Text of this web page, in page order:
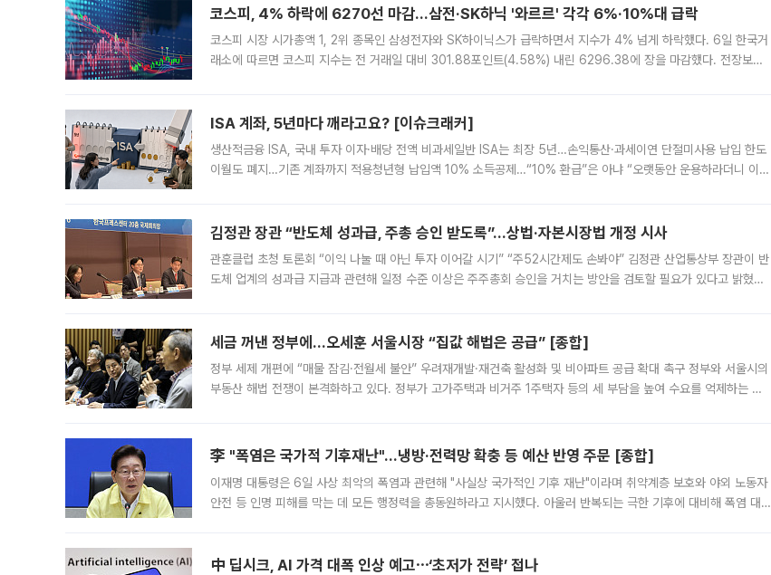
코스피, 4% 하락에 6270선 마감…삼전·SK하닉 '와르르' 각각 6%·10%대 급락
코스피 시장 시가총액 1, 2위 종목인 삼성전자와 SK하이닉스가 급락하면서 지수가 4% 넘게 하락했다. 6일 한국거
래소에 따르면 코스피 지수는 전 거래일 대비 301.88포인트(4.58%) 내린 6296.38에 장을 마감했다. 전장보다
ISA 계좌, 5년마다 깨라고요? [이슈크래커]
생산적금융 ISA, 국내 투자 이자·배당 전액 비과세일반 ISA는 최장 5년…손익통산·과세이연 단절미사용 납입 한도
이월도 폐지…기존 계좌까지 적용청년형 납입액 10% 소득공제…“10% 환급”은 아냐 “오랫동안 운용하라더니 이제
김정관 장관 “반도체 성과급, 주총 승인 받도록”…상법·자본시장법 개정 시사
관훈클럽 초청 토론회 “이익 나눌 때 아닌 투자 이어갈 시기” “주52시간제도 손봐야” 김정관 산업통상부 장관이 반
도체 업계의 성과급 지급과 관련해 일정 수준 이상은 주주총회 승인을 거치는 방안을 검토할 필요가 있다고 밝혔다.
세금 꺼낸 정부에…오세훈 서울시장 “집값 해법은 공급” [종합]
정부 세제 개편에 “매물 잠김·전월세 불안” 우려재개발·재건축 활성화 및 비아파트 공급 확대 촉구 정부와 서울시의
부동산 해법 전쟁이 본격화하고 있다. 정부가 고가주택과 비거주 1주택자 등의 세 부담을 높여 수요를 억제하는 카
李 "폭염은 국가적 기후재난"…냉방·전력망 확충 등 예산 반영 주문 [종합]
이재명 대통령은 6일 사상 최악의 폭염과 관련해 "사실상 국가적인 기후 재난"이라며 취약계층 보호와 야외 노동자
안전 등 인명 피해를 막는 데 모든 행정력을 총동원하라고 지시했다. 아울러 반복되는 극한 기후에 대비해 폭염 대응
中 딥시크, AI 가격 대폭 인상 예고⋯‘초저가 전략’ 접나